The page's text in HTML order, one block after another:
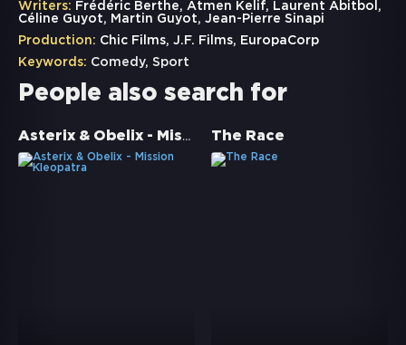
Writers: Frédéric Berthe, Atmen Kelif, Laurent Abitbol,
Céline Guyot, Martin Guyot, Jean-Pierre Sinapi
Production: Chic Films, J.F. Films, EuropaCorp
Keywords: Comedy, Sport
People also search for
Asterix & Obelix - Mission Kleopatra The Race